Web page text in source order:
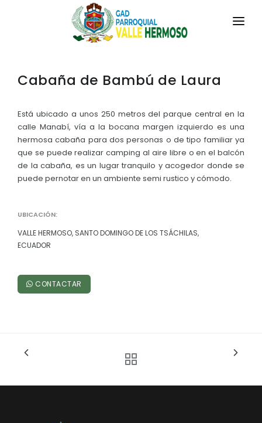
LA PARROQUIA
RESEÑA HISTÓRICA
Historia Antigua
Historia Actual
Símbolos Cívicos
Clima y Paisaje
GAD
TRANSPARENCIA
GESTIÓN Y PRESUPUESTO
Sesiones Ordinarias
Sesiones Extraordinarias
Convocatorias
Plan Operativo Anual - POA
Convenios Institucionales
Solicitud de acceso información pública
TURISMO
Cabaña de Bambú de Laura
Está ubicado a unos 250 metros del parque central en la
calle Manabí, vía a la bocana margen izquierdo es una
hermosa cabaña para dos personas o de tipo familiar ya
que se puede realizar camping al aire libre o en el balcón
de la cabaña, es un lugar tranquilo y acogedor donde se
puede pernotar en un ambiente semi rustico y cómodo.
UBICACIÓN:
VALLE HERMOSO, SANTO DOMINGO DE LOS TSÁCHILAS,
ECUADOR
CONTACTAR